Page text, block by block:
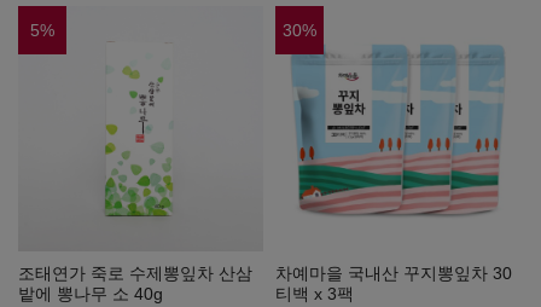
5%
조태연가 죽로 수제뽕잎차 산삼
밭에 뽕나무 소 40g
30%
차예마을 국내산 꾸지뽕잎차 30
티백 x 3팩